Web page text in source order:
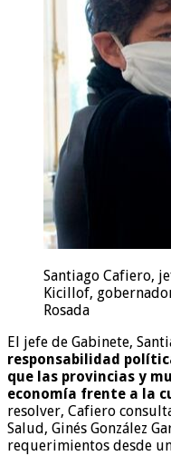
Santiago Cafiero,
Kicillof,
Rosada
El jefe de Gabinete,
responsabilidad
que las provincias y
economía frente a la
resolver, Cafiero
Salud, Ginés González
requerimientos desde